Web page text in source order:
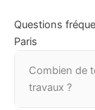
Questions
Paris
Combien de
travaux ?